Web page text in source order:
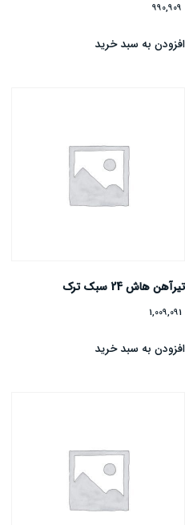
به سبد خرید
هاش 24 سبک ترک
به سبد خرید